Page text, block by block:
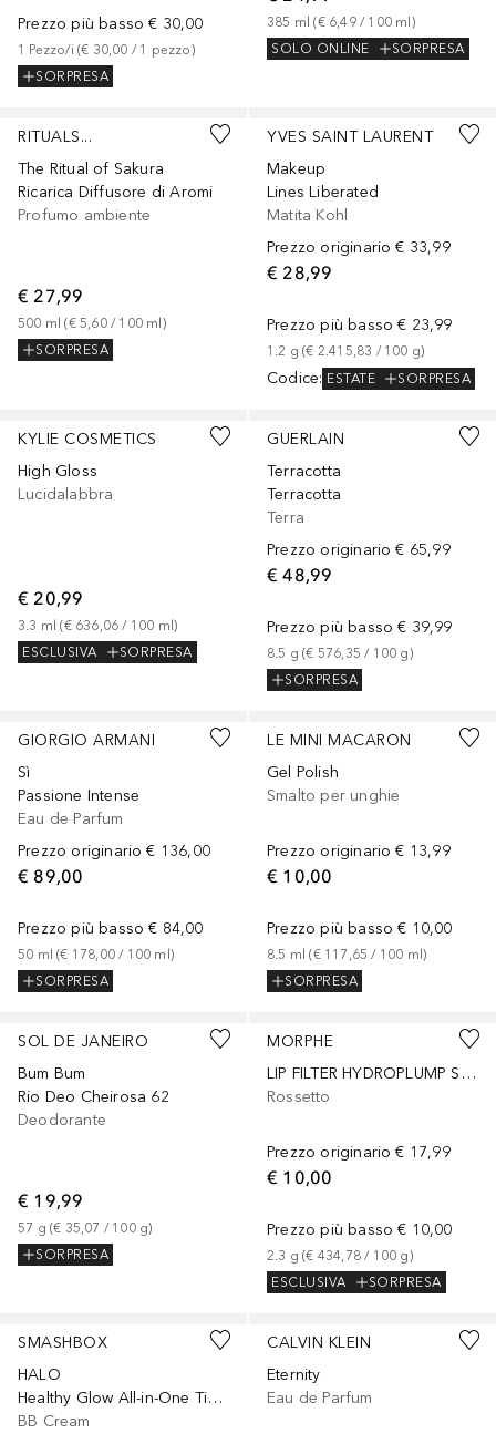
Prezzo più basso € 30,00
1 Pezzo/i (€ 30,00 / 1 pezzo)
SORPRESA
385 ml (€ 6,49 / 100 ml )
SOLO ONLINE
SORPRESA
RITUALS...
The Ritual of Sakura
Ricarica Diffusore di Aromi
Profumo ambiente
€ 27,99
500 ml (€ 5,60 / 100 ml )
SORPRESA
YVES SAINT LAURENT
Makeup
Lines Liberated
Matita Kohl
Prezzo originario € 33,99
€ 28,99
Prezzo più basso € 23,99
1.2 g (€ 2.415,83 / 100 g)
Codice: ESTATE SORPRESA
KYLIE COSMETICS
High Gloss
Lucidalabbra
€ 20,99
3.3 ml (€ 636,06 / 100 ml)
ESCLUSIVA
SORPRESA
GUERLAIN
Terracotta
Terracotta
Terra
Prezzo originario € 65,99
€ 48,99
Prezzo più basso € 39,99
8.5 g (€ 576,35 / 100 g)
SORPRESA
+3
GIORGIO ARMANI
Sì
Passione Intense
Eau de Parfum
Prezzo originario € 136,00
€ 89,00
Prezzo più basso € 84,00
50 ml (€ 178,00 / 100 ml )
SORPRESA
LE MINI MACARON
Gel Polish
Smalto per unghie
Prezzo originario € 13,99
€ 10,00
Prezzo più basso € 10,00
8.5 ml (€ 117,65 / 100 ml)
SORPRESA
+76
SOL DE JANEIRO
Bum Bum
Rio Deo Cheirosa 62
Deodorante
€ 19,99
57 g (€ 35,07 / 100 g)
SORPRESA
MORPHE
LIP FILTER HYDROPLUMP SOFT MATTE LIPSTICK
Rossetto
Prezzo originario € 17,99
€ 10,00
Prezzo più basso € 10,00
2.3 g (€ 434,78 / 100 g)
ESCLUSIVA
SORPRESA
+9
SMASHBOX
HALO
Healthy Glow All-in-One Tinted Moisturizer SPF25
BB Cream
CALVIN KLEIN
Eternity
Eau de Parfum